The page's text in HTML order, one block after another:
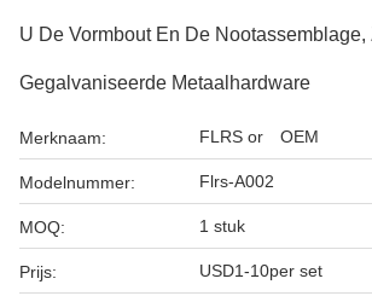
U De Vormbout En De
Gegalvaniseerde Metaalhardware
Merknaam: FLRS or OEM
Modelnummer: Flrs-A002
MOQ: 1 stuk
Prijs: USD1-10per set